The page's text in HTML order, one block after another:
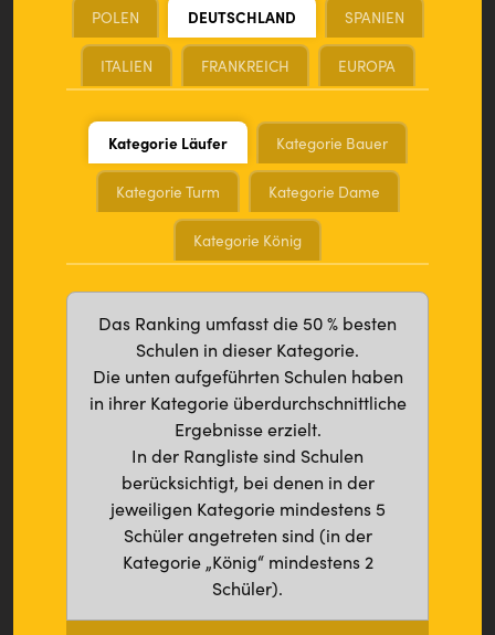
POLEN DEUTSCHLAND SPANIEN
ITALIEN FRANKREICH EUROPA
Kategorie Läufer Kategorie Bauer
Kategorie Turm Kategorie Dame
Kategorie König
Das Ranking umfasst die 50 % besten
Schulen in dieser Kategorie.
Die unten aufgeführten Schulen haben
in ihrer Kategorie überdurchschnittliche
Ergebnisse erzielt.
In der Rangliste sind Schulen
berücksichtigt, bei denen in der
jeweiligen Kategorie mindestens 5
Schüler angetreten sind (in der
Kategorie „König“ mindestens 2
Schüler).